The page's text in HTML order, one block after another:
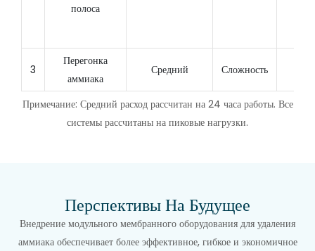
полоса
3
Перегонка
аммиака
Средний Сложность
Примечание: Средний расход рассчитан на 24 часа работы. Все
системы рассчитаны на пиковые нагрузки.
Перспективы На Будущее
Внедрение модульного мембранного оборудования для удаления
аммиака обеспечивает более эффективное, гибкое и экономичное